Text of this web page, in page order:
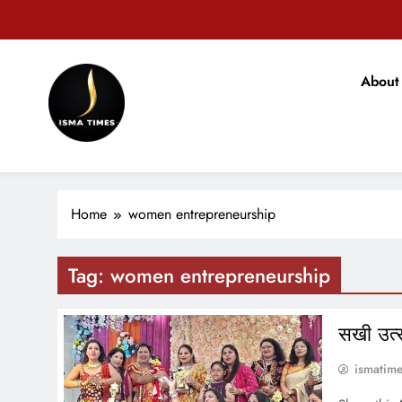
टिकारी
टिकारी
ISMA TIMES NEWS
Home women entrepreneurship
Tag: women entrepreneurship
सखी